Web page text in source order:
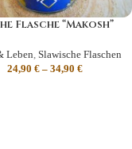
Flasche “Makosh”
Leben, Slawische Flaschen
24,90 € – 34,90 €